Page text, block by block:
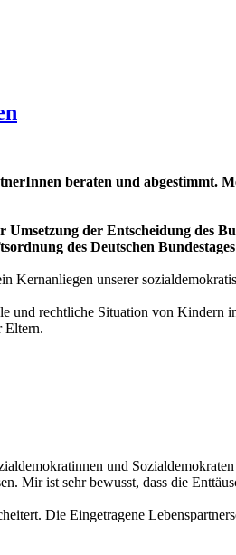
beraten und abgestimmt.
der Entscheidung des
des Deutschen Bundestages
Kernanliegen unserer
und rechtliche Situation von Kindern
Eltern.
und
Mir ist sehr bewusst, dass die
Die Eingetragene